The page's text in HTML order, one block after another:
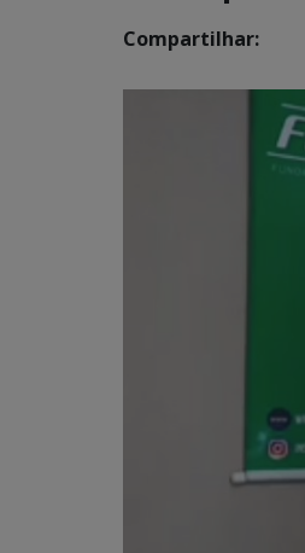
Compartilhar: